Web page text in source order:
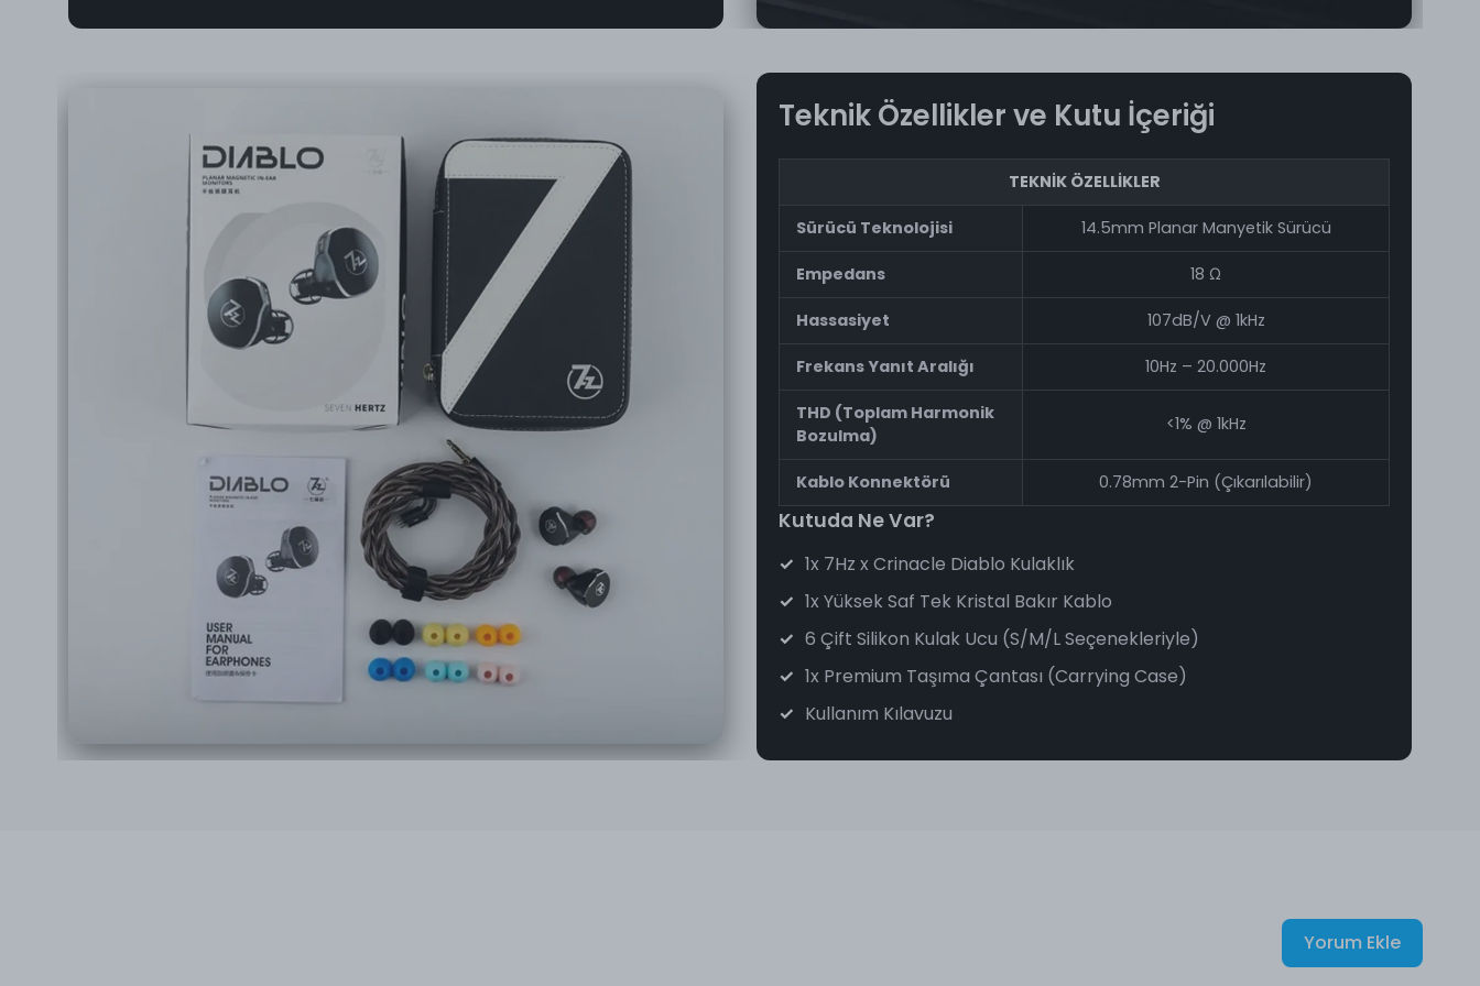
Teknik Özellikler ve Kutu İçeriği
TEKNİK ÖZELLİKLER
Sürücü Teknolojisi 14.5mm Planar Manyetik Sürücü
Empedans 18 Ω
Hassasiyet 107dB/V @ 1kHz
Frekans Yanıt Aralığı 10Hz – 20.000Hz
THD (Toplam Harmonik
Bozulma)
<1% @ 1kHz
Kablo Konnektörü 0.78mm 2-Pin (Çıkarılabilir)
Kutuda Ne Var?
1x 7Hz x Crinacle Diablo Kulaklık
1x Yüksek Saf Tek Kristal Bakır Kablo
6 Çift Silikon Kulak Ucu (S/M/L Seçenekleriyle)
1x Premium Taşıma Çantası (Carrying Case)
Kullanım Kılavuzu
Yorum Ekle